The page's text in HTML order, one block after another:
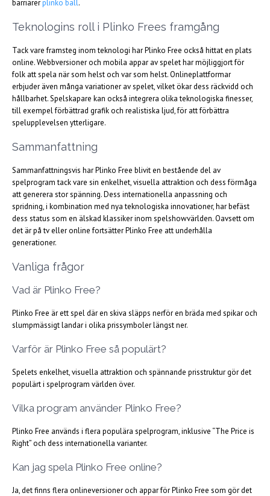
barriärerplinko ball.
Teknologins roll i Plinko Frees framgång
Tack vare framsteg inom teknologi har Plinko Free också hittat en plats
online. Webbversioner och mobila appar av spelet har möjliggjort för
folk att spela när som helst och var som helst. Onlineplattformar
erbjuder även många variationer av spelet, vilket ökar dess räckvidd och
hållbarhet. Spelskapare kan också integrera olika teknologiska finesser,
till exempel förbättrad grafik och realistiska ljud, för att förbättra
spelupplevelsen ytterligare.
Sammanfattning
Sammanfattningsvis har Plinko Free blivit en bestående del av
spelprogram tack vare sin enkelhet, visuella attraktion och dess förmåga
att generera stor spänning. Dess internationella anpassning och
spridning, i kombination med nya teknologiska innovationer, har befäst
dess status som en älskad klassiker inom spelshowvärlden. Oavsett om
det är på tv eller online fortsätter Plinko Free att underhålla
generationer.
Vanliga frågor
Vad är Plinko Free?
Plinko Free är ett spel där en skiva släpps nerför en bräda med spikar och
slumpmässigt landar i olika prissymboler längst ner.
Varför är Plinko Free så populärt?
Spelets enkelhet, visuella attraktion och spännande prisstruktur gör det
populärt i spelprogram världen över.
Vilka program använder Plinko Free?
Plinko Free används i flera populära spelprogram, inklusive “The Price is
Right” och dess internationella varianter.
Kan jag spela Plinko Free online?
Ja, det finns flera onlineversioner och appar för Plinko Free som gör det